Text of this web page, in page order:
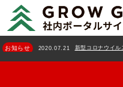
お知らせ 2020.07.21 新型コロナウイル